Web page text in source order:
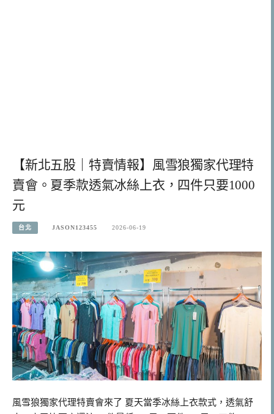
【新北五股｜特賣情報】風雪狼獨家代理特
賣會。夏季款透氣冰絲上衣，四件只要1000
元
台北 JASON123455 2026-06-19
風雪狼獨家代理特賣會來了 夏天當季冰絲上衣款式，透氣舒